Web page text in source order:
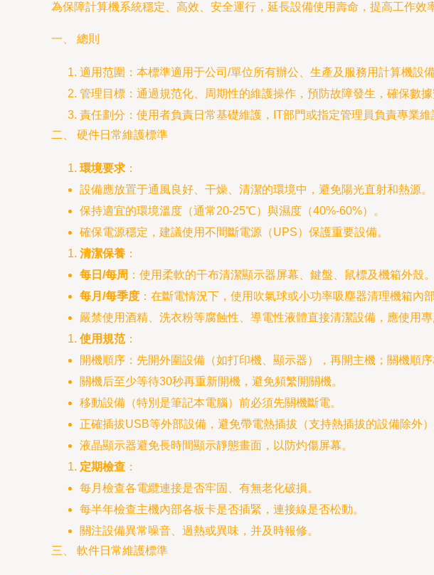
為保障計算機系統穩定、高效、安全運行，延長設備使用壽命，提高工作
一、 總則
適用范圍：本標準適用于公司/單位所有辦公、生產及服務用計算機
管理目標：通過規范化、周期性的維護操作，預防故障發生，確保數據
責任劃分：使用者負責日常基礎維護，IT部門或指定管理員負責專業維
二、 硬件日常維護標準
環境要求 ：
設備應放置于通風良好、干燥、清潔的環境中，避免陽光直射和熱源。
保持適宜的環境溫度（通常20-25℃）與濕度（40%-60%）。
確保電源穩定，建議使用不間斷電源（UPS）保護重要設備。
清潔保養 ：
每日/每周 ：使用柔軟的干布清潔顯示器屏幕、鍵盤、鼠標及機箱外殼。
每月/每季度 ：在斷電情況下，使用吹氣球或小功率吸塵器清理機箱
嚴禁使用酒精、洗衣粉等腐蝕性、導電性液體直接清潔設備，應使用專
使用規范：
開機順序：先開外圍設備（如打印機、顯示器），再開主機；關機順序
關機后至少等待30秒再重新開機，避免頻繁開關機。
移動設備（特別是筆記本電腦）前必須先關機斷電。
正確插拔USB等外部設備，避免帶電熱插拔（支持熱插拔的設備除外）
液晶顯示器避免長時間顯示靜態畫面，以防灼傷屏幕。
定期檢查 ：
每月檢查各電纜連接是否牢固、有無老化破損。
每半年檢查主機內部各板卡是否插緊，連接線是否松動。
關注設備異常噪音、過熱或異味，并及時報修。
三、 軟件日常維護標準